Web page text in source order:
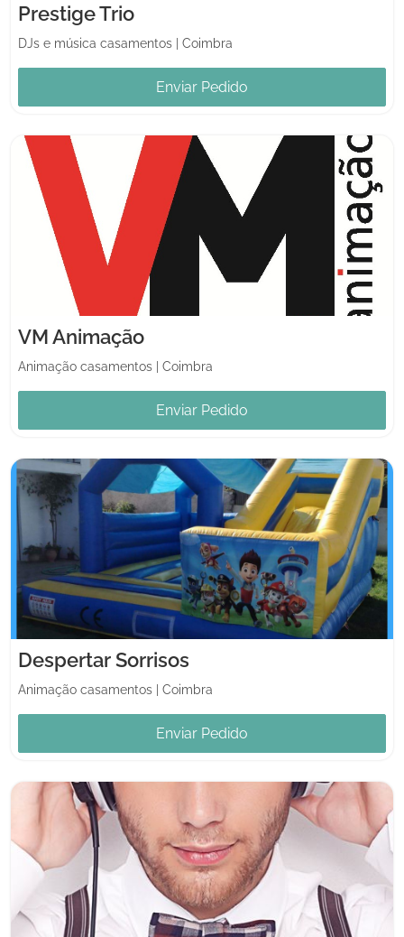
Prestige Trio
DJs e música casamentos Coimbra
Enviar Pedido
VM Animação
Animação casamentos Coimbra
Enviar Pedido
Despertar Sorrisos
Animação casamentos Coimbra
Enviar Pedido